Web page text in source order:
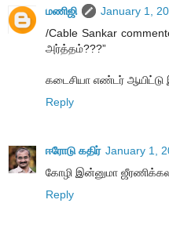
மணிஜி
January 1,
/Cable Sankar
அர்த்தம்???”
கடைசியா எண்டர் ஆயிட்டு
Reply
ஈரோடு கதிர் January 1,
கோழி இன்னுமா
Reply